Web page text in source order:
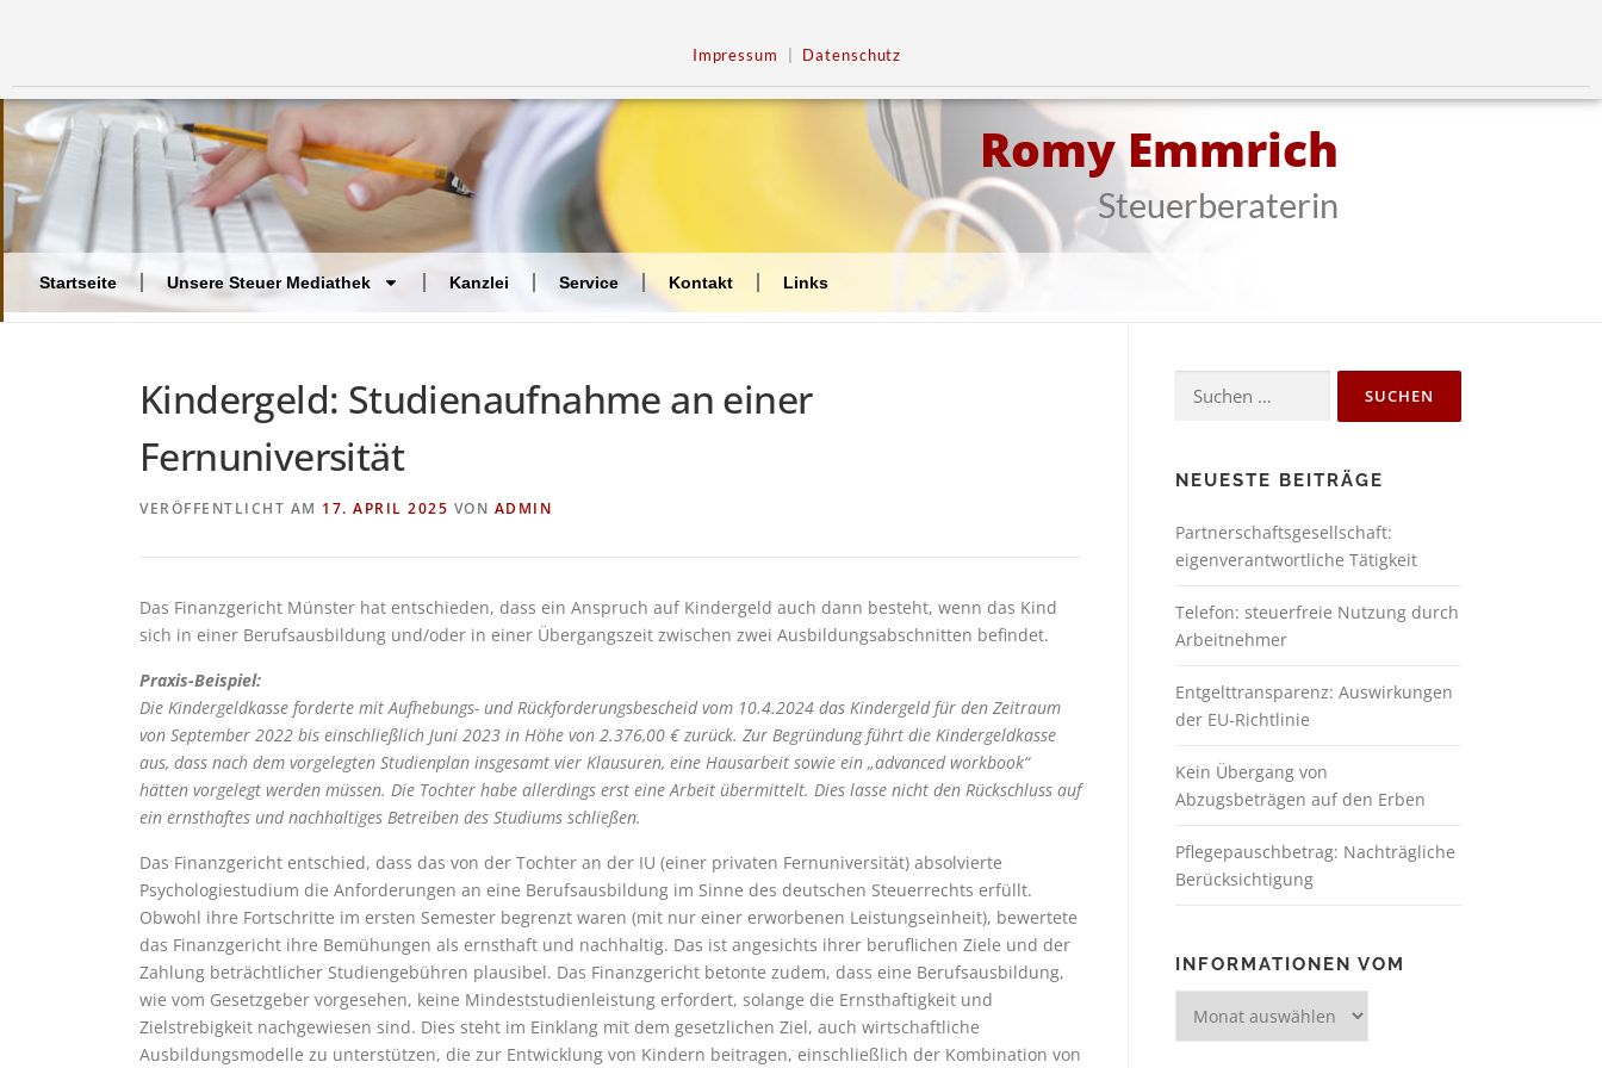
Impressum Datenschutz
Romy Emmrich
Steuerberaterin
Startseite Unsere Steuer Mediathek Kanzlei Service Kontakt Links
Kindergeld: Studienaufnahme an einer
Fernuniversität
VERÖFFENTLICHT AM 17. APRIL 2025 VON ADMIN
Das Finanzgericht Münster hat entschieden, dass ein Anspruch auf Kindergeld auch dann besteht, wenn das Kind
sich in einer Berufsausbildung und/oder in einer Übergangszeit zwischen zwei Ausbildungsabschnitten befindet.
Praxis-Beispiel:
Die Kindergeldkasse forderte mit Aufhebungs- und Rückforderungsbescheid vom 10.4.2024 das Kindergeld für den Zeitraum
von September 2022 bis einschließlich Juni 2023 in Höhe von 2.376,00 € zurück. Zur Begründung führt die Kindergeldkasse
aus, dass nach dem vorgelegten Studienplan insgesamt vier Klausuren, eine Hausarbeit sowie ein „advanced workbook“
hätten vorgelegt werden müssen. Die Tochter habe allerdings erst eine Arbeit übermittelt. Dies lasse nicht den Rückschluss auf
ein ernsthaftes und nachhaltiges Betreiben des Studiums schließen.
Das Finanzgericht entschied, dass das von der Tochter an der IU (einer privaten Fernuniversität) absolvierte
Psychologiestudium die Anforderungen an eine Berufsausbildung im Sinne des deutschen Steuerrechts erfüllt.
Obwohl ihre Fortschritte im ersten Semester begrenzt waren (mit nur einer erworbenen Leistungseinheit), bewertete
das Finanzgericht ihre Bemühungen als ernsthaft und nachhaltig. Das ist angesichts ihrer beruflichen Ziele und der
Zahlung beträchtlicher Studiengebühren plausibel. Das Finanzgericht betonte zudem, dass eine Berufsausbildung,
wie vom Gesetzgeber vorgesehen, keine Mindeststudienleistung erfordert, solange die Ernsthaftigkeit und
Zielstrebigkeit nachgewiesen sind. Dies steht im Einklang mit dem gesetzlichen Ziel, auch wirtschaftliche
Ausbildungsmodelle zu unterstützen, die zur Entwicklung von Kindern beitragen, einschließlich der Kombination von
NEUESTE BEITRÄGE
Partnerschaftsgesellschaft:
eigenverantwortliche Tätigkeit
Telefon: steuerfreie Nutzung durch
Arbeitnehmer
Entgelttransparenz: Auswirkungen
der EU-Richtlinie
Kein Übergang von
Abzugsbeträgen auf den Erben
Pflegepauschbetrag: Nachträgliche
Berücksichtigung
INFORMATIONEN VOM